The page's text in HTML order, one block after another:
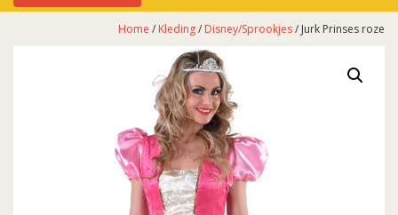
Home / Kleding/ Disney/Sprookjes/ Jurk Prinses roze